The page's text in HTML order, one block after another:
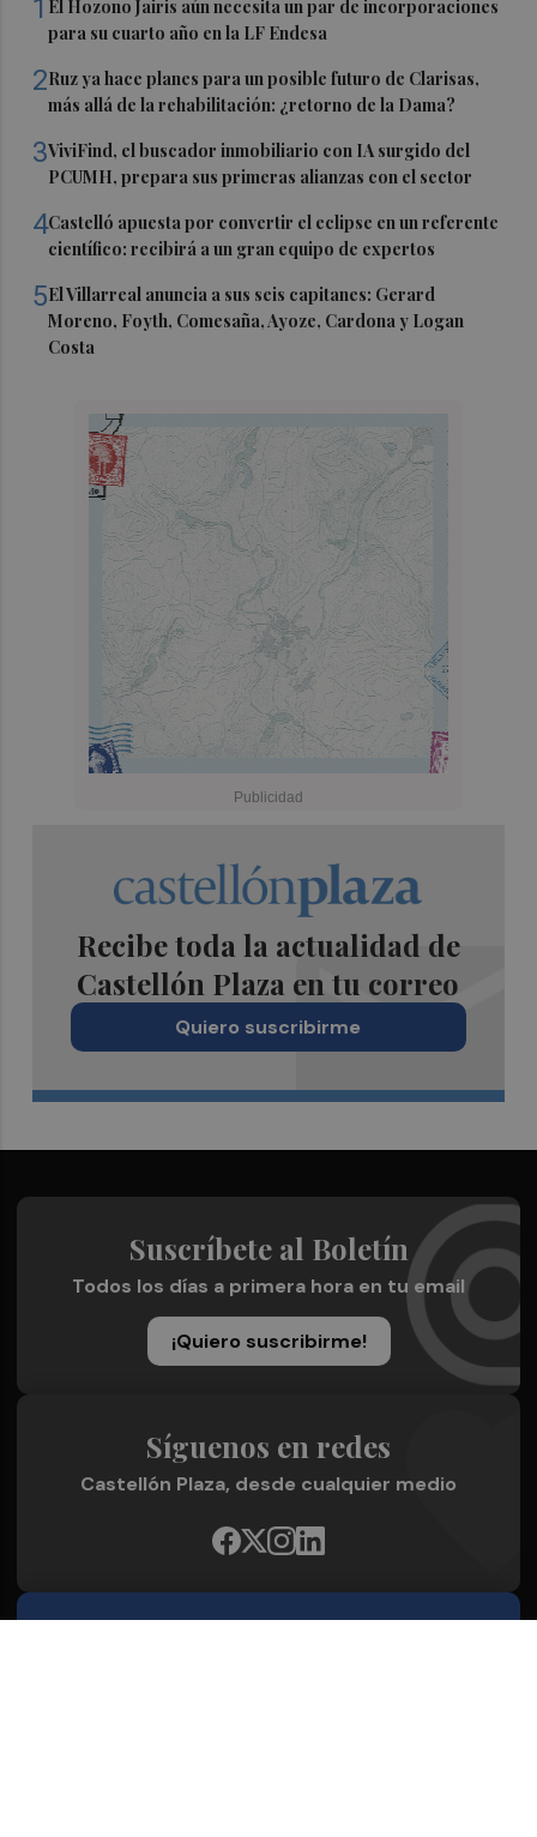
1 El Hozono Jairis aún necesita un par de incorporaciones
para su cuarto año en la LF Endesa
2Ruz ya hace planes para un posible futuro de Clarisas,
más allá de la rehabilitación: ¿retorno de la Dama?
3ViviFind, el buscador inmobiliario con IA surgido del
PCUMH, prepara sus primeras alianzas con el sector
4Castelló apuesta por convertir el eclipse en un referente
científico: recibirá a un gran equipo de expertos
5El Villarreal anuncia a sus seis capitanes: Gerard
Moreno, Foyth, Comesaña, Ayoze, Cardona y Logan
Costa
Recibe toda la actualidad de
Castellón Plaza en tu correo
Quiero suscribirme
Suscríbete al Boletín
Todos los días a primera hora en tu email
¡Quiero suscribirme!
Síguenos en redes
Castellón Plaza, desde cualquier medio